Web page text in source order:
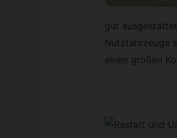
gut
Nutzfahrzeuge
einen großen